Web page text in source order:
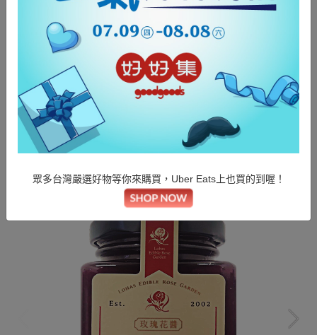
玫開四度
玫瑰花瓣醬190g
首頁/ 好東西 品牌定位 玫開四度玫瑰花瓣醬190g
眾多台灣嚴選好物等你來購買，Uber Eats上也買的到喔！